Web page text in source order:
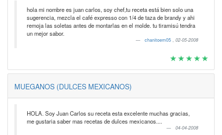
hola mi nombre es juan carlos, soy chef,tu receta está bien solo una
sugerencia, mezcla el café expresso con 1/4 de taza de brandy y ahi
remoja las soletas antes de montarlas en el molde. tu tiramisú tendra
un mejor sabor.
chanitoem05 , 02-05-2008
MUEGANOS (DULCES MEXICANOS)
HOLA. Soy Juan Carlos su receta esta excelente muchas gracias,
me gustaria saber mas recetas de dulces mexicanos....
04-04-2008